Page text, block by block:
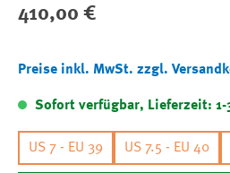
Regulärer Preis:
410,00 €
Preise inkl. MwSt. zzgl.
Sofort verfügbar, Lieferzeit: 1-
US 7 - EU 39 US 7.5 - EU 40